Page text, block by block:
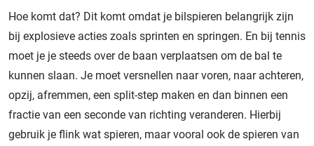
Hoe komt dat? Dit komt omdat je bilspieren belangrijk zijn
bij explosieve acties zoals sprinten en springen. En bij tennis
moet je je steeds over de baan verplaatsen om de bal te
kunnen slaan. Je moet versnellen naar voren, naar achteren,
opzij, afremmen, een split-step maken en dan binnen een
fractie van een seconde van richting veranderen. Hierbij
gebruik je flink wat spieren, maar vooral ook de spieren van